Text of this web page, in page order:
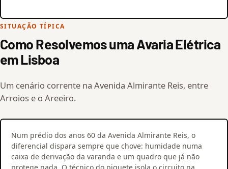
SITUAÇÃO TÍPICA
Como Resolvemos uma Avaria Elétrica
em Lisboa
Um cenário corrente na Avenida Almirante Reis, entre
Arroios e o Areeiro.
Num prédio dos anos 60 da Avenida Almirante Reis, o
diferencial dispara sempre que chove: humidade numa
caixa de derivação da varanda e um quadro que já não
protege nada. O técnico do piquete isola o circuito na